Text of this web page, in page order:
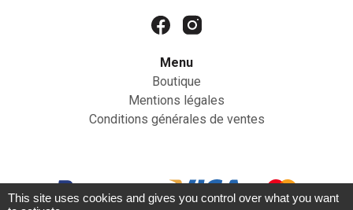
Menu
Boutique
Mentions légales
Conditions générales de ventes
This site uses cookies and gives you control over what you want